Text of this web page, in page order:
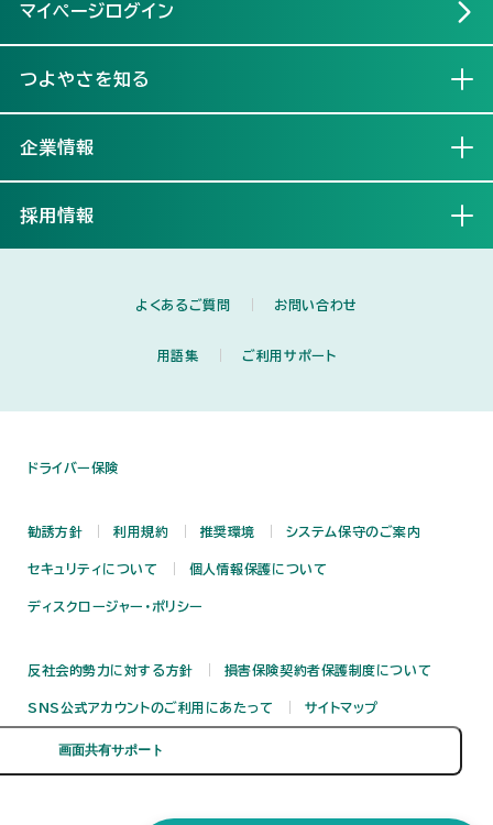
マイページログイン
つよやさを知る
企業情報
採用情報
よくあるご質問 お問い合わせ
用語集 ご利用サポート
ドライバー保険
勧誘方針 利用規約 推奨環境 システム保守のご案内
セキュリティについて 個人情報保護について
ディスクロージャー・ポリシー
反社会的勢力に対する方針 損害保険契約者保護制度について
SNS公式アカウントのご利用にあたって サイトマップ